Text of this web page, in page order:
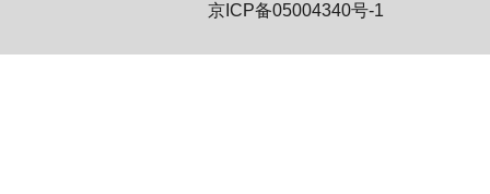
京ICP备05004340号-1